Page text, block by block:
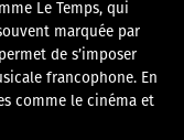
Le Temps, qui
marquée par
de s’imposer
francophone. En
comme le cinéma et